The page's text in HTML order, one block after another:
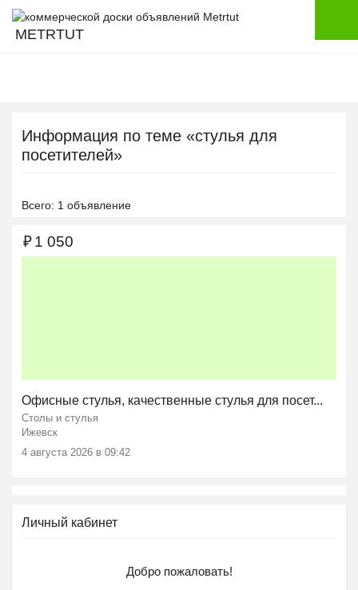
METRTUT
Информация по теме «стулья для
посетителей»
Всего: 1 объявление
Офисные стулья, качественные стулья для посет...
Столы и стулья
Ижевск
4 августа 2026 в 09:42
₽1 050
Личный кабинет
Добро пожаловать!